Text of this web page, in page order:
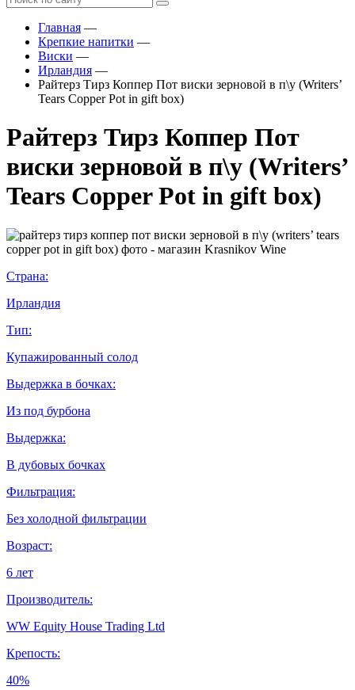
Главная —
Крепкие напитки —
Виски —
Ирландия —
Райтерз Тирз Коппер Пот виски зерновой в п\у (Writers’
Tears Copper Pot in gift box)
Райтерз Тирз Коппер Пот
виски зерновой в п\у (Writers’
Tears Copper Pot in gift box)
Страна:
Ирландия
Тип:
Купажированный солод
Выдержка в бочках:
Из под бурбона
Выдержка:
В дубовых бочках
Фильтрация:
Без холодной фильтрации
Возраст:
6 лет
Производитель:
WW Equity House Trading Ltd
Крепость:
40%